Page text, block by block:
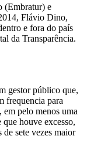
(Embratur) e
Flávio Dino,
e fora do país
da Transparência.
gestor público que,
frequencia para
pelo menos uma
que houve excesso,
sete vezes maior